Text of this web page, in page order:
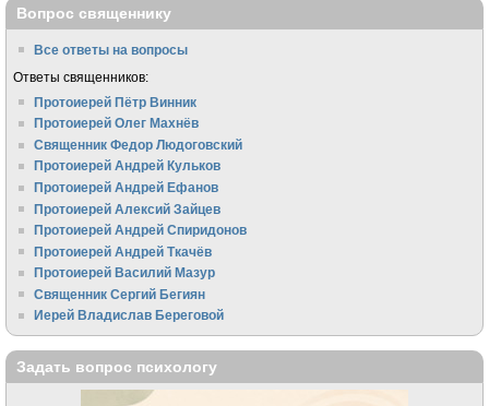
Вопрос священнику
Все ответы на вопросы
Ответы священников:
Протоиерей Пётр Винник
Протоиерей Олег Махнёв
Священник Федор Людоговский
Протоиерей Андрей Кульков
Протоиерей Андрей Ефанов
Протоиерей Алексий Зайцев
Протоиерей Андрей Спиридонов
Протоиерей Андрей Ткачёв
Протоиерей Василий Мазур
Священник Сергий Бегиян
Иерей Владислав Береговой
Задать вопрос психологу